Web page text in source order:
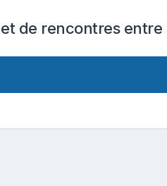
de rencontres